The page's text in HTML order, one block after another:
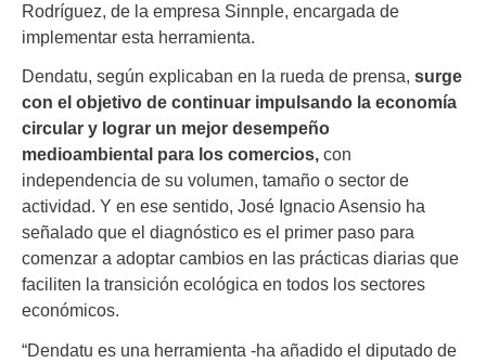
Rodríguez, de la empresa Sinnple, encargada de
implementar esta herramienta.
Dendatu, según explicaban en la rueda de prensa, surge
con el objetivo de continuar impulsando la economía
circular y lograr un mejor desempeño
medioambiental para los comercios, con
independencia de su volumen, tamaño o sector de
actividad. Y en ese sentido, José Ignacio Asensio ha
señalado que el diagnóstico es el primer paso para
comenzar a adoptar cambios en las prácticas diarias que
faciliten la transición ecológica en todos los sectores
económicos.
“Dendatu es una herramienta -ha añadido el diputado de